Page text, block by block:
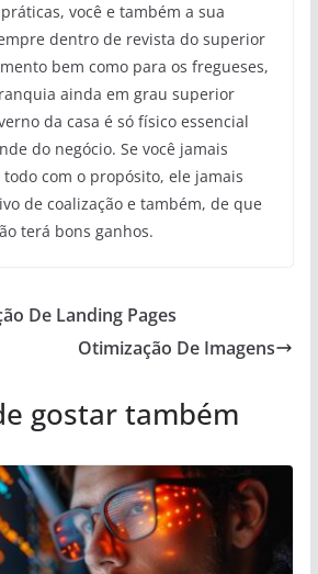
você e também a sua
dentro de revista do superior
bem como para os fregueses,
ainda em grau superior
da casa é só físico essencial
do negócio. Se você jamais
com o propósito, ele jamais
de coalização e também, de que
terá bons ganhos.
De Landing Pages
Otimização De Imagens
gostar também